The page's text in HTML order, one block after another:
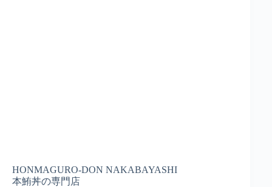
HONMAGURO-DON NAKABAYASHI
本鮪丼の専門店